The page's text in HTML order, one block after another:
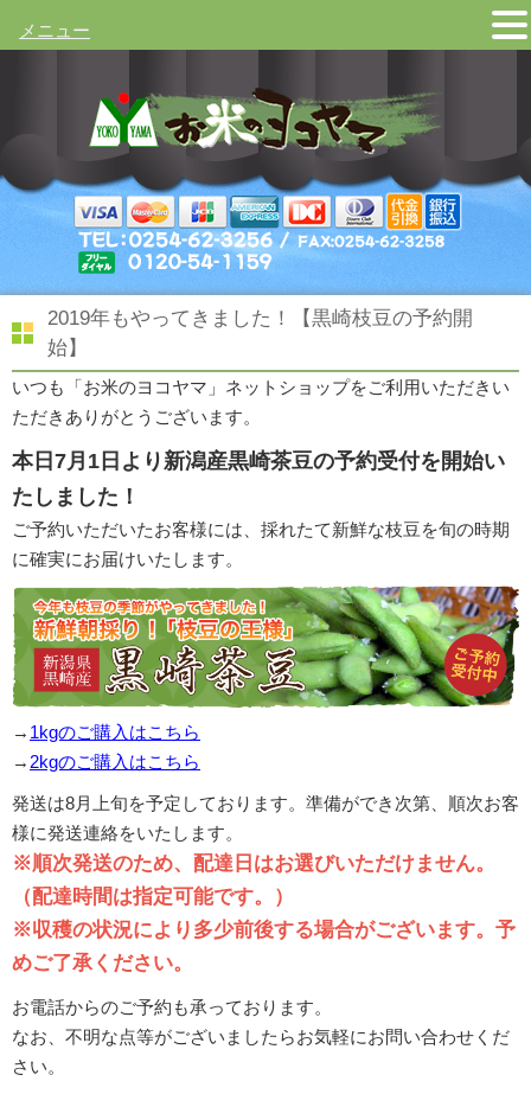
2019年もやってきました！【黒崎枝豆の予約開
始】
いつも「お米のヨコヤマ」ネットショップをご利用いただきい
ただきありがとうございます。
本日7月1日より新潟産黒崎茶豆の予約受付を開始い
たしました！
ご予約いただいたお客様には、採れたて新鮮な枝豆を旬の時期
に確実にお届けいたします。
→ 1kgのご購入はこちら
→ 2kgのご購入はこちら
発送は8月上旬を予定しております。準備ができ次第、順次お客
様に発送連絡をいたします。
※順次発送のため、配達日はお選びいただけません。
（配達時間は指定可能です。）
※収穫の状況により多少前後する場合がございます。予
めご了承ください。
お電話からのご予約も承っております。
なお、不明な点等がございましたらお気軽にお問い合わせくだ
さい。
メニュー